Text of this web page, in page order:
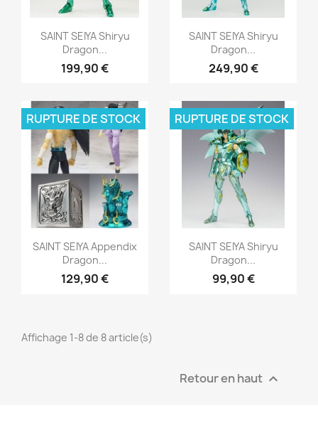
Aperçu rapide
SAINT SEIYA Shiryu
Dragon...
199,90 €
Aperçu rapide
SAINT SEIYA Shiryu
Dragon...
249,90 €
Aperçu rapide
SAINT SEIYA Appendix
Dragon...
129,90 €
RUPTURE DE STOCK
Aperçu rapide
SAINT SEIYA Shiryu
Dragon...
99,90 €
RUPTURE DE STOCK
Affichage 1-8 de 8 article(s)
Retour en haut 